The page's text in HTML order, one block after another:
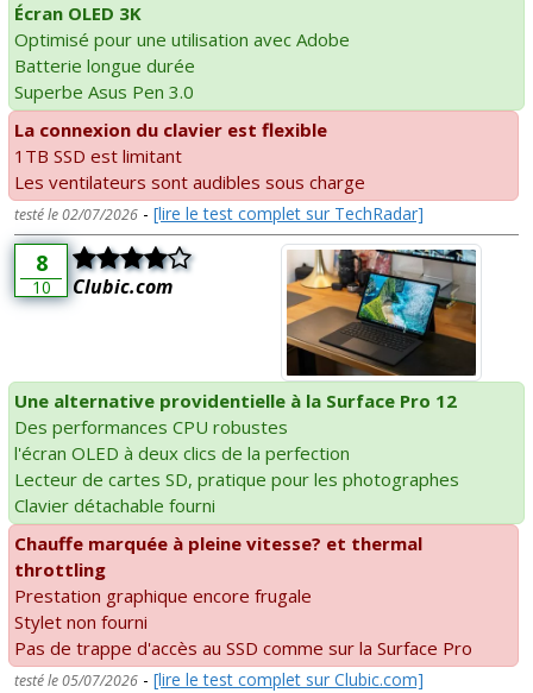
Écran OLED 3K
Optimisé pour une utilisation avec Adobe
Batterie longue durée
Superbe Asus Pen 3.0
La connexion du clavier est flexible
1TB SSD est limitant
Les ventilateurs sont audibles sous charge
testé le 02/07/2026 - [lire le test complet sur TechRadar]
8
10 Clubic.com
Une alternative providentielle à la Surface Pro 12
Des performances CPU robustes
l'écran OLED à deux clics de la perfection
Lecteur de cartes SD, pratique pour les photographes
Clavier détachable fourni
Chauffe marquée à pleine vitesse? et thermal
throttling
Prestation graphique encore frugale
Stylet non fourni
Pas de trappe d'accès au SSD comme sur la Surface Pro
testé le 05/07/2026 - [lire le test complet sur Clubic.com]